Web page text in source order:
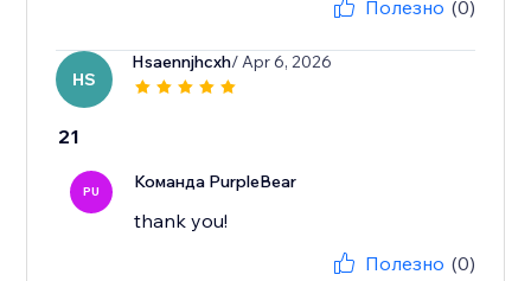
Полезно (0)
HS
Hsaennjhcxh/ Apr 6, 2026
21
PU Команда PurpleBear
thank you!
Полезно (0)